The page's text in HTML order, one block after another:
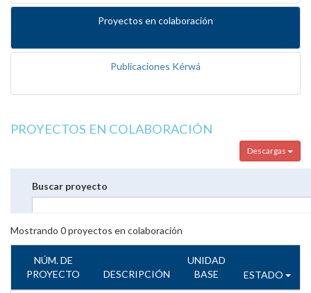
Proyectos en colaboración
Publicaciones Kérwá
PROYECTOS EN COLABORACIÓN
Descargas
Buscar proyecto
Mostrando 0proyectos en colaboración
NÚM. DE
PROYECTO
DESCRIPCIÓN
UNIDAD
BASE
ESTADO